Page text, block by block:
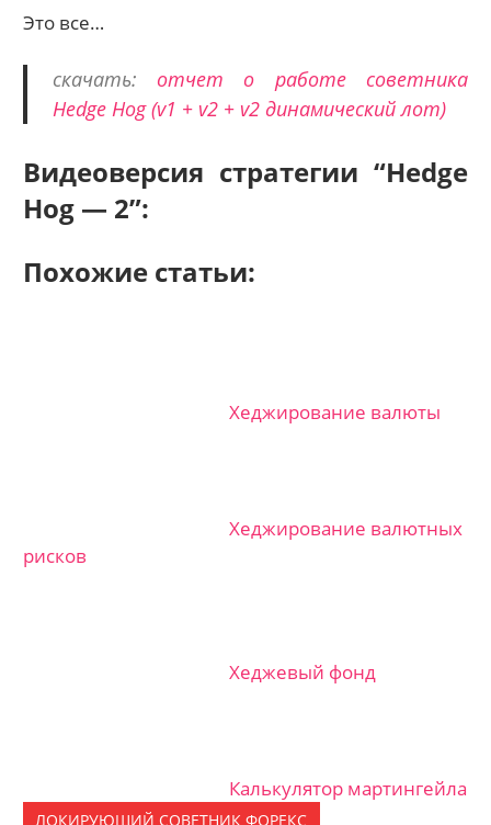
Это все…
скачать: отчет о работе советника
Hedge Hog (v1 + v2 + v2 динамический лот)
Видеоверсия стратегии “Hedge
Hog — 2”:
Похожие статьи:
Хеджирование валюты
Хеджирование валютных
рисков
Хеджевый фонд
Калькулятор мартингейла
ЛОКИРУЮЩИЙ СОВЕТНИК ФОРЕКС